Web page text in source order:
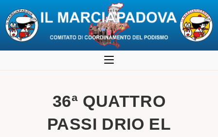
al
36ª QUATTRO
PASSI DRIO EL